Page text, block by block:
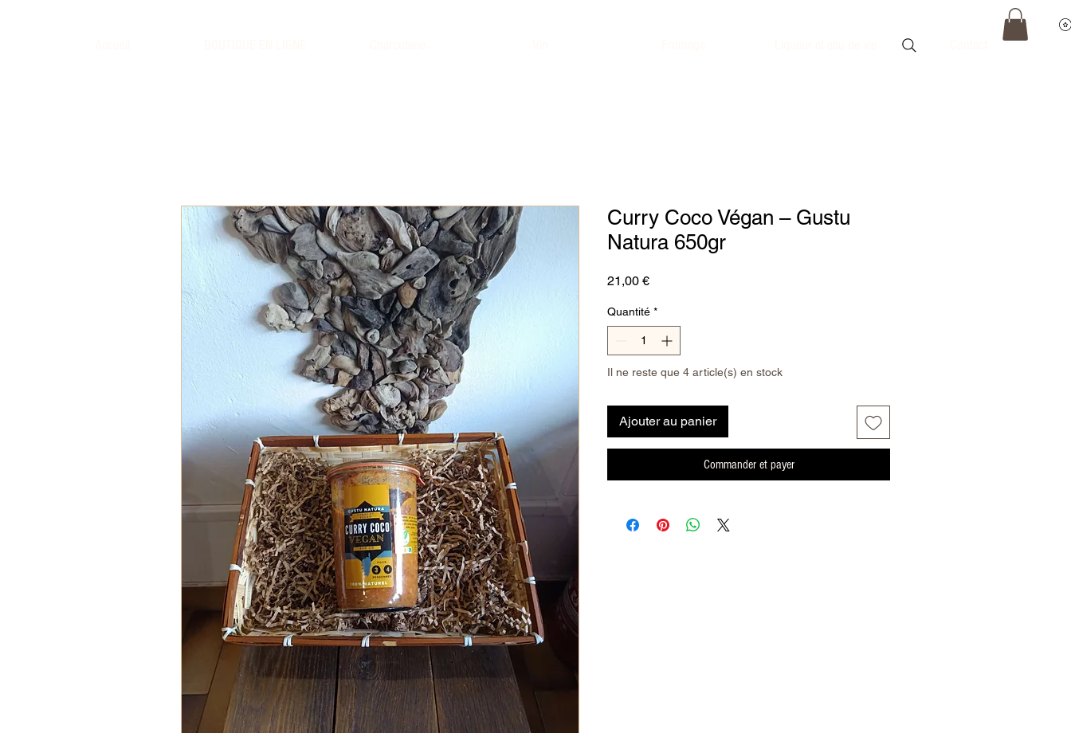
Curry Coco Végan – Gustu
Natura 650gr
21,00 €Prix
Quantité *
Il ne reste que 4 article(s) en stock
Ajouter au panier
Commander et payer